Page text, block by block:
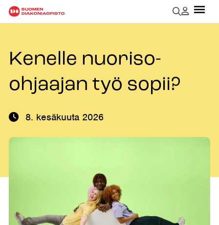
Kenelle nuoriso-
ohjaajan työ sopii?
8. kesäkuuta 2026